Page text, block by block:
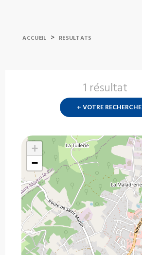
ACCUEIL > RESULTATS
1 résultat
+ VOTRE RECHERCHE
+
−